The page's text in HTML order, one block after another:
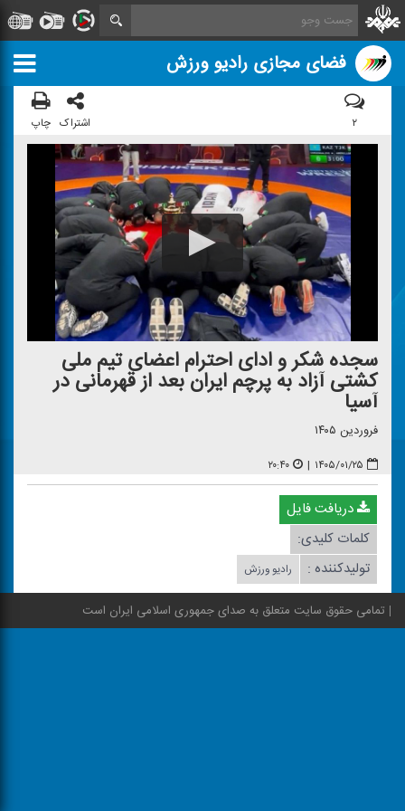
فضای مجازی رادیو ورزش
۲ اشتراک چاپ
سجده شكر و ادای احترام اعضای تیم ملی
كشتی آزاد به پرچم ایران بعد از قهرمانی در
آسیا
فروردین ۱۴۰۵
۱۴۰۵/۰۱/۲۵ | ۲۰:۴۰
دریافت فایل
کلمات کلیدی:
تولیدکننده :
رادیو ورزش
تمامی حقوق سایت متعلق به صدای جمهوری اسلامی ایران است